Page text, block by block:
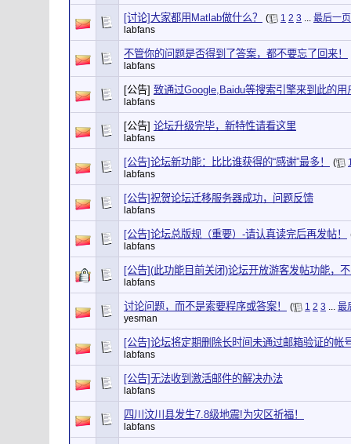
[讨论]大家都用Matlab做什么？ ( 1 2 3 ... 最后一页
labfans
不管你的问题是否得到了答案，都不要忘了回来！
labfans
[公告] 致通过Google,Baidu等搜索引擎来到此的用
labfans
[公告] 论坛升级完毕，新特性请看这里
labfans
[公告]论坛新功能：比比谁获得的“感谢”最多！ (
labfans
[公告]祝贺论坛迁移服务器成功，问题反馈
labfans
[公告]论坛总版规（重要）-请认真读完后再发帖！
labfans
[公告](此功能目前关闭)论坛开放游客发帖功能，
labfans
讨论问题，而不是索要程序或答案！ ( 1 2 3 ... 最
yesman
[公告]论坛将定期删除长时间未通过邮箱验证的帐
labfans
[公告]无法收到激活邮件的解决办法
labfans
四川汶川县发生7.8级地震!为灾区祈福！
labfans